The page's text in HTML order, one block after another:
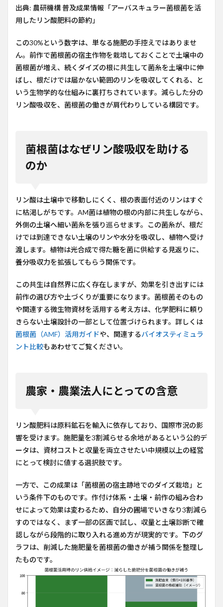
の含
デー
引用
につ
いて
5
参考
URL
出典: 農研機構 普及成果情報「アーバスキュラー菌根菌を活
用したリン酸肥料の節約」
この30%という数字は、単なる施肥の手控えではありませ
ん。前作で菌根菌の宿主作物を栽培しておくことで土壌中の
菌根菌が増え、続くダイズの根に共生して菌糸を土壌中に伸
ばし、根だけでは届かない範囲のリンを吸収してくれる、と
いう生物学的な仕組みに裏打ちされています。減らした分の
リン酸吸収を、菌根菌の働きが肩代わりしている構図です。
菌根菌はなぜリン酸吸収を助ける
のか
リン酸は土壌中で移動しにくく、根の表面付近のリンはすぐ
に枯渇しがちです。AM菌は植物の根の内部に共生しながら、
外側の土壌へ細い菌糸を張り巡らせます。この菌糸が、根だ
けでは到達できない土壌のリンや水分を吸収し、植物へ受け
渡します。植物は光合成で得た糖を菌に供給する見返りに、
養分吸収力を拡張してもらう関係です。
この共生は自然界に広く存在しますが、効果を引き出すには
前作の選び方や土づくりが重要になります。菌根菌そのもの
や関連する微生物資材を活用する考え方は、化学肥料に頼り
きらない土壌設計の一部として位置づけられます。詳しくは
菌根菌（AMF）活用ガイドや、関連するバイオスティミュラ
ント比較もあわせてご覧ください。
農家・農業法人にとっての含意
リン酸肥料は原料鉱石を輸入に依存しており、国際市況の影
響を受けます。施肥量を3割減らせる余地があるという公的デ
ータは、資材コストと収量を両立させたい中規模以上の経営
にとって検討に値する選択肢です。
一方で、この成果は「菌根菌の宿主跡地でのダイズ栽培」と
いう条件下のものです。作付け体系・土壌・前作の組み合わ
せによって効果は変わるため、自分の圃場でいきなり3割減ら
すのではなく、まず一部の区画で試し、収量と土壌診断で確
認しながら段階的に取り入れる進め方が現実的です。下のグ
ラフは、削減した施肥量を菌根菌の働きが補う関係を整理し
たものです。